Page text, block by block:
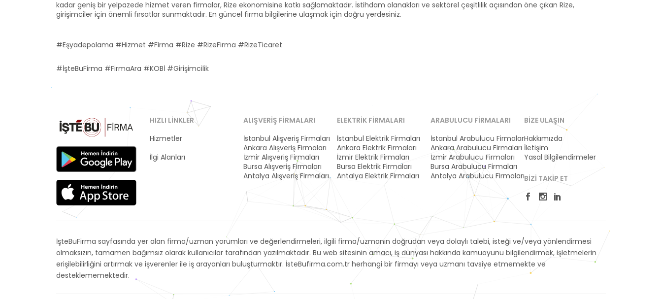
kadar geniş bir yelpazede hizmet veren firmalar, Rize ekonomisine katkı sağlamaktadır. İstihdam olanakları ve sektörel çeşitlilik açısından öne çıkan Rize,
girişimciler için önemli fırsatlar sunmaktadır. En güncel firma bilgilerine ulaşmak için doğru yerdesiniz.
#Eşyadepolama #Hizmet #Firma #Rize #RizeFirma #RizeTicaret
#İşteBuFirma #FirmaAra #KOBİ #Girişimcilik
HIZLI LINKLER
Hizmetler
İlgi Alanları
ALIŞVERIŞ FIRMALARI
İstanbul Alışveriş Firmaları
Ankara Alışveriş Firmaları
İzmir Alışveriş Firmaları
Bursa Alışveriş Firmaları
Antalya Alışveriş Firmaları
ELEKTRIK FIRMALARI
İstanbul Elektrik Firmaları
Ankara Elektrik Firmaları
İzmir Elektrik Firmaları
Bursa Elektrik Firmaları
Antalya Elektrik Firmaları
ARABULUCU FIRMALARI
İstanbul Arabulucu Firmaları
Ankara Arabulucu Firmaları
İzmir Arabulucu Firmaları
Bursa Arabulucu Firmaları
Antalya Arabulucu Firmaları
BIZE ULAŞIN
Hakkımızda
İletişim
Yasal Bilgilendirmeler
BIZI TAKIP ET
İşteBuFirma sayfasında yer alan firma/uzman yorumları ve değerlendirmeleri, ilgili firma/uzmanın doğrudan veya dolaylı talebi, isteği ve/veya yönlendirmesi
olmaksızın, tamamen bağımsız olarak kullanıcılar tarafından yazılmaktadır. Bu web sitesinin amacı, iş dünyası hakkında kamuoyunu bilgilendirmek, işletmelerin
erişilebilirliğini artırmak ve işverenler ile iş arayanları buluşturmaktır. İsteBufirma.com.tr herhangi bir firmayı veya uzmanı tavsiye etmemekte ve
desteklememektedir.